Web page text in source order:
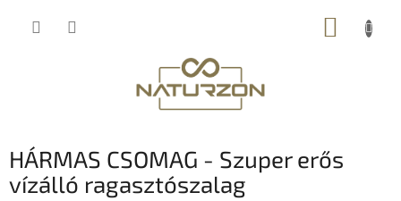
KOSÁR
HÁRMAS CSOMAG - Szuper erős
vízálló ragasztószalag